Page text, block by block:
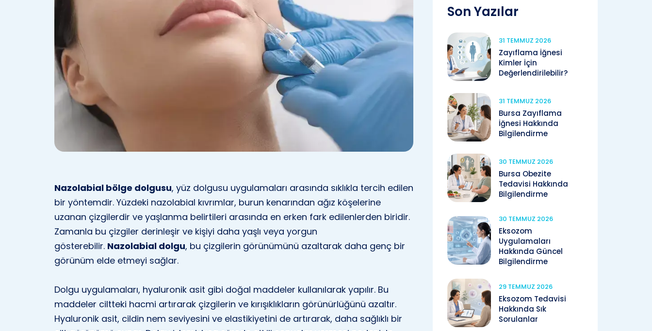
Nazolabial bölge dolgusu, yüz dolgusu uygulamaları arasında sıklıkla tercih edilen
bir yöntemdir. Yüzdeki nazolabial kıvrımlar, burun kenarından ağız köşelerine
uzanan çizgilerdir ve yaşlanma belirtileri arasında en erken fark edilenlerden biridir.
Zamanla bu çizgiler derinleşir ve kişiyi daha yaşlı veya yorgun
gösterebilir. Nazolabial dolgu, bu çizgilerin görünümünü azaltarak daha genç bir
görünüm elde etmeyi sağlar.
Dolgu uygulamaları, hyaluronik asit gibi doğal maddeler kullanılarak yapılır. Bu
maddeler ciltteki hacmi artırarak çizgilerin ve kırışıklıkların görünürlüğünü azaltır.
Hyaluronik asit, cildin nem seviyesini ve elastikiyetini de artırarak, daha sağlıklı bir
Son Yazılar
31 TEMMUZ 2026
Zayıflama İğnesi
Kimler İçin
Değerlendirilebilir?
31 TEMMUZ 2026
Bursa Zayıflama
İğnesi Hakkında
Bilgilendirme
30 TEMMUZ 2026
Bursa Obezite
Tedavisi Hakkında
Bilgilendirme
30 TEMMUZ 2026
Eksozom
Uygulamaları
Hakkında Güncel
Bilgilendirme
29 TEMMUZ 2026
Eksozom Tedavisi
Hakkında Sık
Sorulanlar